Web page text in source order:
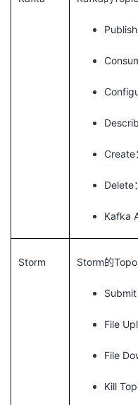
Publish
Create
Delete
Kafka
Storm Storm的
File
File
Kill